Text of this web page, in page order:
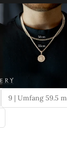
9 | Umfang 59.5